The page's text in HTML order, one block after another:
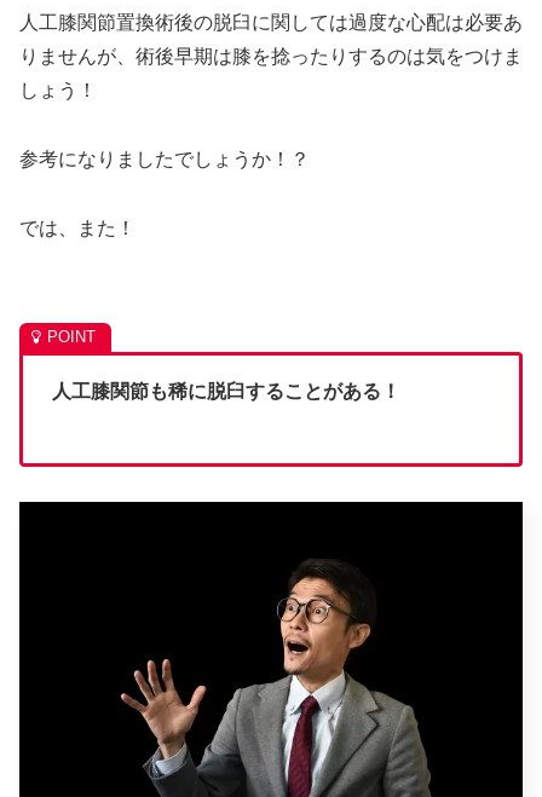
人工膝関節置換術後の脱臼に関しては過度な心配は必要あ
りませんが、術後早期は膝を捻ったりするのは気をつけま
しょう！
参考になりましたでしょうか！？
では、また！
人工膝関節も稀に脱臼することがある！